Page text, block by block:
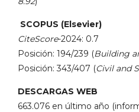
SCOPUS (Elsevier)
CiteScore-2024: 0.7
Posición: 194/239 (Building
Posición: 343/407 (Civil and
DESCARGAS WEB
663.076 en último año